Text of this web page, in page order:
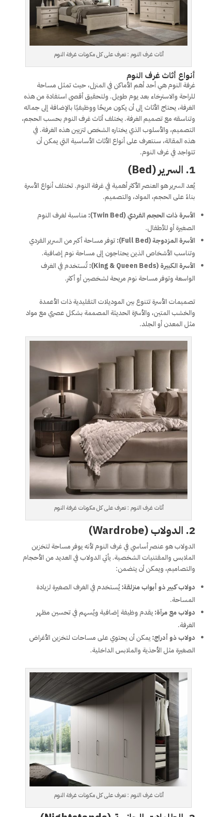
أثاث غرف النوم : تعرف على كل مكونات غرفة النوم
أنواع أثاث غرف النوم
غرفة النوم هي أحد أهم الأماكن في المنزل، حيث تمثل مساحة
للراحة والاسترخاء بعد يوم طويل. ولتحقيق أقصى استفادة من هذه
الغرفة، يحتاج الأثاث إلى أن يكون مريحًا ووظيفيًا بالإضافة إلى جماله
وتناسقه مع تصميم الغرفة. يختلف أثاث غرف النوم بحسب الحجم،
التصميم، والأسلوب الذي يختاره الشخص لتزيين هذه الغرفة. في
هذه المقالة، سنتعرف على أنواع الأثاث الأساسية التي يمكن أن
تتواجد في غرف النوم.
1. السرير (Bed)
يُعد السرير هو العنصر الأكثر أهمية في غرفة النوم. تختلف أنواع الأسرة
بناءً على الحجم، المواد، والتصميم.
الأسرة ذات الحجم الفردي (Twin Bed):
مناسبة لغرف النوم
الصغيرة أو للأطفال.
الأسرة المزدوجة (Full Bed):
توفر مساحة أكبر من السرير الفردي
وتناسب الأشخاص الذين يحتاجون إلى مساحة نوم إضافية.
الأسرة الكبيرة (King & Queen Beds):
تُستخدم في الغرف
الواسعة وتوفر مساحة نوم مريحة لشخصين أو أكثر.
تصميمات الأسرة تتنوع بين الموديلات التقليدية ذات الأعمدة
والخشب المتين، والأسرّة الحديثة المصممة بشكل عصري مع مواد
مثل المعدن أو الجلد.
أثاث غرف النوم : تعرف على كل مكونات غرفة النوم
2. الدولاب (Wardrobe)
الدولاب هو عنصر أساسي في غرف النوم لأنه يوفر مساحة لتخزين
الملابس والمقتنيات الشخصية. يأتي الدولاب في العديد من الأحجام
والتصاميم، ويمكن أن يتضمن:
دولاب كبير ذو أبواب منزلقة:يُستخدم في الغرف الصغيرة لزيادة
المساحة.
دولاب مع مرآة:يقدم وظيفة إضافية ويُسهم في تحسين مظهر
الغرفة.
دولاب ذو أدراج:يمكن أن يحتوي على مساحات لتخزين الأغراض
الصغيرة مثل الأحذية والملابس الداخلية.
أثاث غرف النوم : تعرف على كل مكونات غرفة النوم